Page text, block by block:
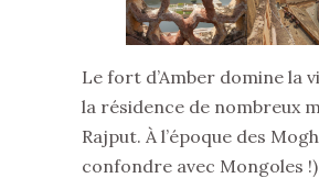
Le fort d’Amber domine la
la résidence de nombreux
Rajput. À l’époque des
confondre avec Mongoles